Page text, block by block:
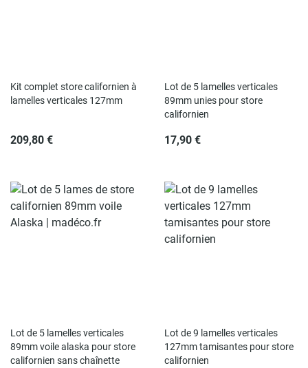
Kit complet store californien à
lamelles verticales 127mm
209,80 €
Lot de 5 lamelles verticales
89mm unies pour store
californien
17,90 €
Lot de 5 lamelles verticales
89mm voile alaska pour store
californien sans chaînette
Lot de 9 lamelles verticales
127mm tamisantes pour store
californien